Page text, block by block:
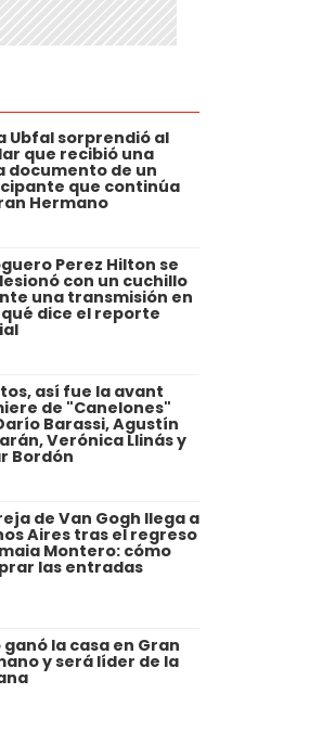
Ubfal sorprendió al
que recibió una
documento de un
que continúa
Hermano
Perez Hilton se
con un cuchillo
una transmisión en
dice el reporte
así fue la avant
de "Canelones"
Barassi, Agustín
Verónica Llinás y
Bordón
de Van Gogh llega a
Aires tras el regreso
Montero: cómo
las entradas
ganó la casa en Gran
y será líder de la